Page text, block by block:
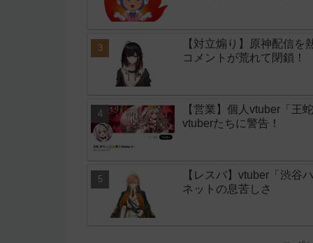
【対立煽り】原神配信
コメントが荒れて閉鎖！
【営業】個人vtuber「王
vtuberたちに警告！
【レスバ】vtuber「渋
ネットの息苦しさ